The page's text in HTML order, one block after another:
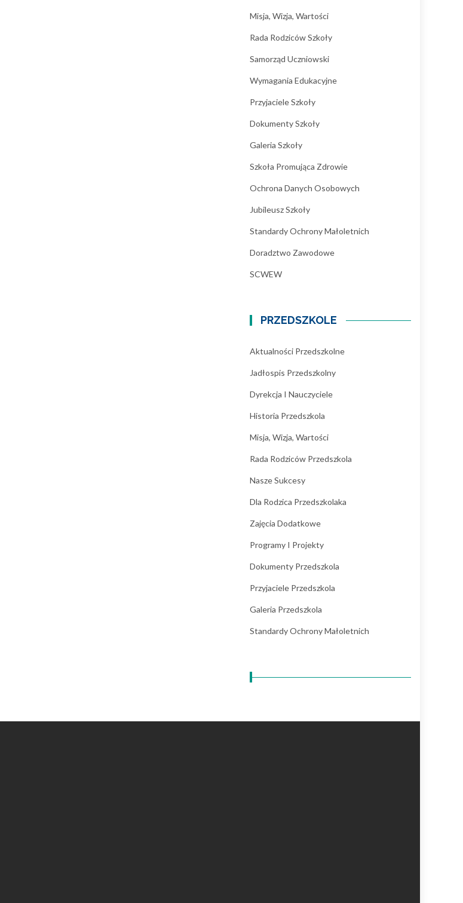
Misja, Wizja, Wartości
Rada Rodziców Szkoły
Samorząd Uczniowski
Wymagania Edukacyjne
Przyjaciele Szkoły
Dokumenty Szkoły
Galeria Szkoły
Szkoła Promująca Zdrowie
Ochrona Danych Osobowych
Jubileusz Szkoły
Standardy Ochrony Małoletnich
Doradztwo Zawodowe
SCWEW
PRZEDSZKOLE
Aktualności Przedszkolne
Jadłospis Przedszkolny
Dyrekcja I Nauczyciele
Historia Przedszkola
Misja, Wizja, Wartości
Rada Rodziców Przedszkola
Nasze Sukcesy
Dla Rodzica Przedszkolaka
Zajęcia Dodatkowe
Programy I Projekty
Dokumenty Przedszkola
Przyjaciele Przedszkola
Galeria Przedszkola
Standardy Ochrony Małoletnich